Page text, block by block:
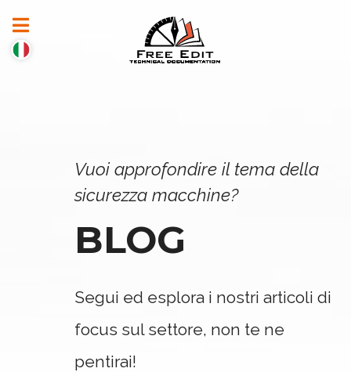
Vuoi approfondire il tema della
sicurezza macchine?
BLOG
Segui ed esplora i nostri articoli di
focus sul settore, non te ne
pentirai!